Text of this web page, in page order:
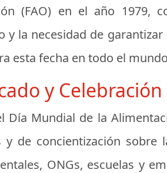
(FAO) en el año 1979,
y la necesidad de
esta fecha en todo el
y
Día Mundial de la
y de concientización
ONGs, escuelas y